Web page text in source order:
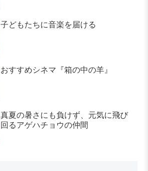
子どもたちに音楽を届ける
おすすめシネマ『箱の中の羊』
真夏の暑さにも負けず、元気に飛び
回るアゲハチョウの仲間